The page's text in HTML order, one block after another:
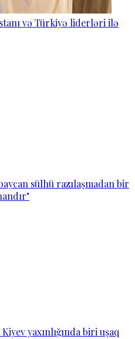
və Türkiyə liderləri ilə
sülhü razılaşmadan bir
yaxınlığında biri uşaq